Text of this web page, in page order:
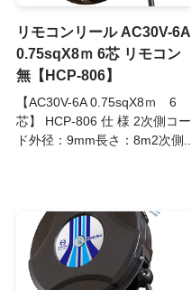
リモコンリール AC30V-6A
0.75sqX8ｍ 6芯 リモコン
無【HCP-806】
【AC30V-6A 0.75sqX8ｍ 6
芯】 HCP-806 仕 様 2次側コー
ド外径：9mm長さ：8m2次側...